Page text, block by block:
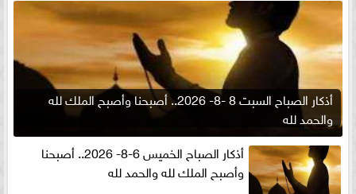
أذكار الصباح السبت 8 -8- 2026.. أصبحنا وأصبح الملك لله
والحمد لله
أذكار الصباح الخميس 6-8- 2026.. أصبحنا
وأصبح الملك لله والحمد لله